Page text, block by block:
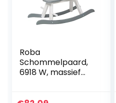
Roba
Schommelpaard,
6918 W, massief